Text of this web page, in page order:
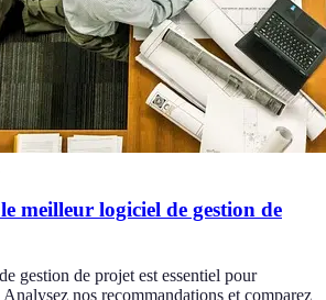
meilleur logiciel de gestion de
gestion de projet est essentiel pour
nos recommandations et comparez